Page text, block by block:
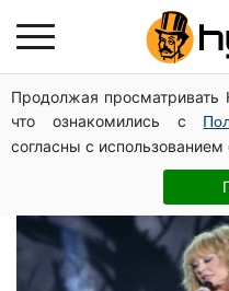
Продолжая просматривать
что ознакомились с
согласны с
Алла